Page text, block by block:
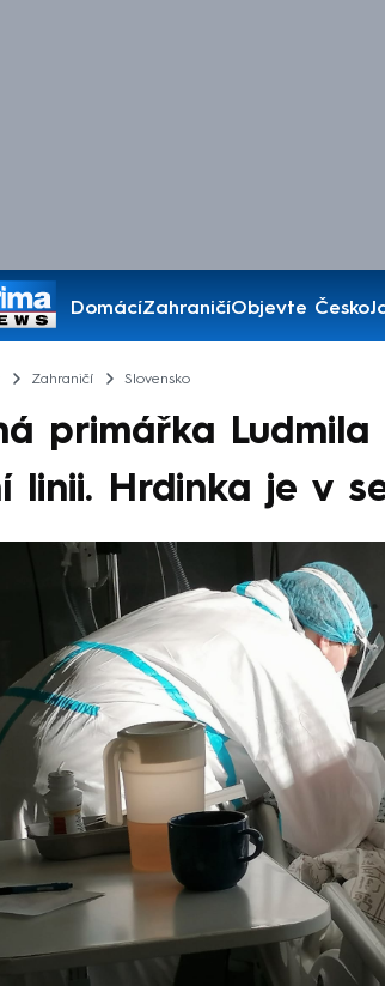
DomácíZahraničíObjevte Česko
Pořady
Zahraničí Slovensko
primářka
linii. Hrdinka je v